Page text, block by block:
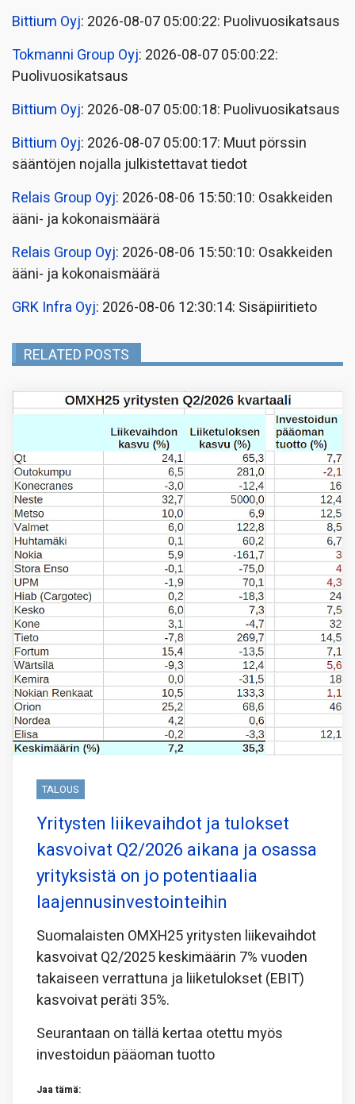
Bittium Oyj: 2026-08-07 05:00:22: Puolivuosikatsaus
Tokmanni Group Oyj: 2026-08-07 05:00:22:
Puolivuosikatsaus
Bittium Oyj: 2026-08-07 05:00:18: Puolivuosikatsaus
Bittium Oyj: 2026-08-07 05:00:17: Muut pörssin
sääntöjen nojalla julkistettavat tiedot
Relais Group Oyj: 2026-08-06 15:50:10: Osakkeiden
ääni- ja kokonaismäärä
Relais Group Oyj: 2026-08-06 15:50:10: Osakkeiden
ääni- ja kokonaismäärä
GRK Infra Oyj: 2026-08-06 12:30:14: Sisäpiiritieto
RELATED POSTS
TALOUS
Yritysten liikevaihdot ja tulokset
kasvoivat Q2/2026 aikana ja osassa
yrityksistä on jo potentiaalia
laajennusinvestointeihin
Suomalaisten OMXH25 yritysten liikevaihdot
kasvoivat Q2/2025 keskimäärin 7% vuoden
takaiseen verrattuna ja liiketulokset (EBIT)
kasvoivat peräti 35%.
Seurantaan on tällä kertaa otettu myös
investoidun pääoman tuotto
Jaa tämä: